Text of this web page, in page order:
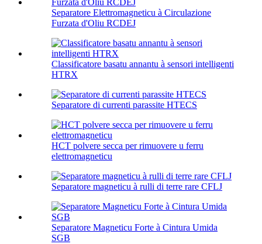
Separatore Elettromagneticu à Circulazione
Furzata d'Oliu RCDEJ
Classificatore basatu annantu à sensori intelligenti
HTRX
Separatore di currenti parassite HTECS
HCT polvere secca per rimuovere u ferru
elettromagneticu
Separatore magneticu à rulli di terre rare CFLJ
Separatore Magneticu Forte à Cintura Umida
SGB